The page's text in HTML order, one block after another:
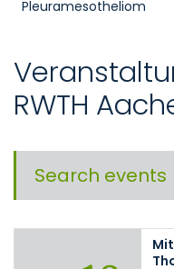
Pleuramesotheliom
RWTH
Search events